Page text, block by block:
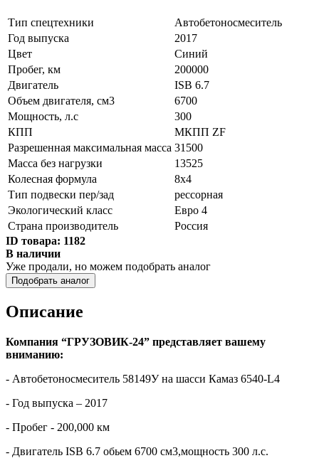
Тип спецтехники
Автобетоносмеситель
Год выпуска
2017
Цвет
Синий
Пробег, км
200000
Двигатель
ISB 6.7
Объем двигателя, см3
6700
Мощность, л.с
300
КПП
МКПП ZF
Разрешенная максимальная масса 31500
Масса без нагрузки
13525
Колесная формула
8x4
Тип подвески пер/зад
рессорная
Экологический класс
Евро 4
Страна производитель
Россия
ID товара: 1182
В наличии
Уже продали, но можем подобрать аналог
Подобрать аналог
Описание
Компания “ГРУЗОВИК-24” представляет вашему
вниманию:
- Автобетоносмеситель 58149У на шасси Камаз 6540-L4
- Год выпуска – 2017
- Пробег - 200,000 км
- Двигатель ISB 6.7 обьем 6700 см3,мощность 300 л.с.